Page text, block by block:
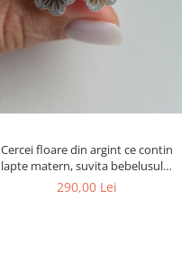
Cercei floare din argint ce contin
lapte matern, suvita bebelusului
si foita argintie
290,00 Lei